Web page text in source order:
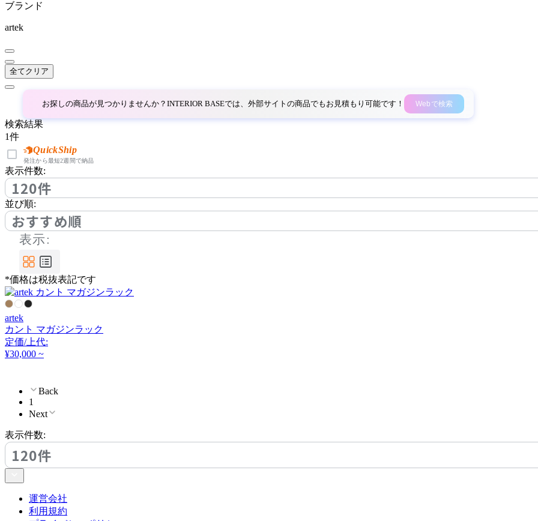
イデー
イトーキ
JOURNAL STANDARD F
ジャーナルスタンダード
ファニチャー
KOKUYO
コクヨ
MOEBE
ムーべ
NAIKI
ナイキ
OKAMURA
オカムラ
PLUS
ブランド
artek
全てクリア
お探しの商品が見つかりませんか？INTERIOR BASEでは、外部サイトの商品でもお見積もり可能です！ Webで検索
検索結果
1件
QuickShip
発注から最短2週間で納品
表示件数:
120件
並び順:
おすすめ順
表示:
*価格は税抜表記です
artek
カント マガジンラック
定価/上代:
¥30,000 ~
Back
1
Next
表示件数:
120件
運営会社
利用規約